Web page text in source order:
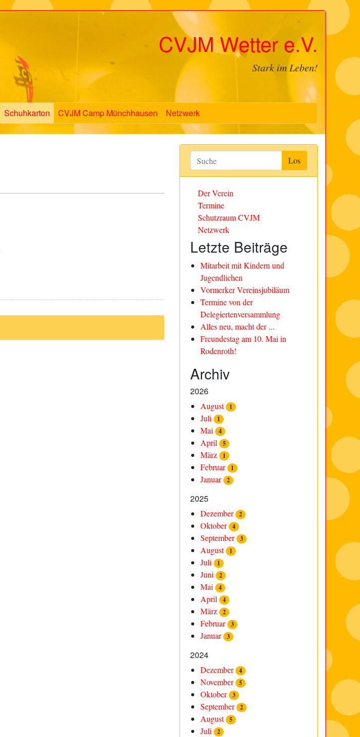
CVJM Wetter e.V.
Stark im Leben!
Schuhkarton CVJM Camp Münchhausen Netzwerk
Der Verein
Termine
Schutzraum CVJM
Netzwerk
Letzte Beiträge
Mitarbeit mit Kindern und
Jugendlichen
Vormerker Vereinsjubiläum
Termine von der
Delegiertenversammlung
Alles neu, macht der ...
Freundestag am 10. Mai in
Rodenroth!
Archiv
2026
August 1
Juli 1
Mai 4
April 5
März 1
Februar 1
Januar 2
2025
Dezember 2
Oktober 4
September 3
August 1
Juli 1
Juni 2
Mai 4
April 4
März 2
Februar 3
Januar 3
2024
Dezember 4
November 5
Oktober 3
September 2
August 5
Juli 2